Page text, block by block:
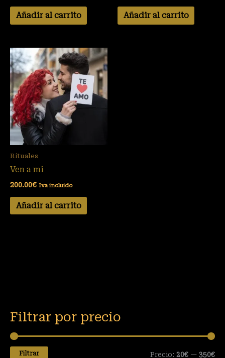
Filtrar por precio
Filtrar Precio: 20€ — 350€
Añadir al carrito Añadir al carrito
Rituales
Ven a mi
200.00€ Iva incluido
Añadir al carrito